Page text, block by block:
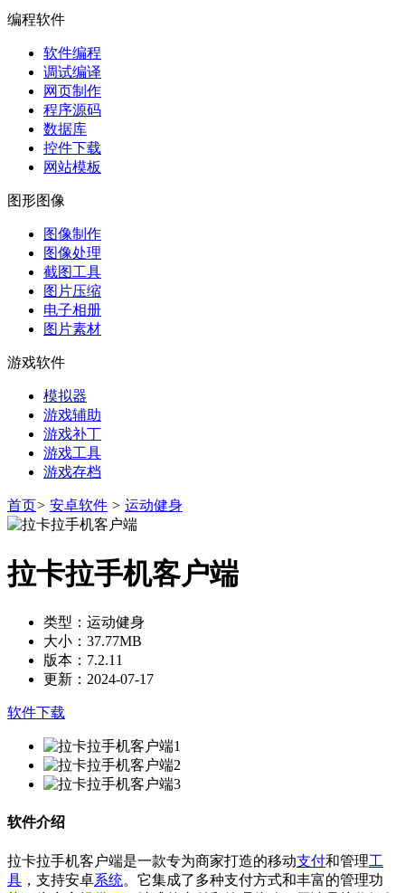
编程软件
软件编程
调试编译
网页制作
程序源码
数据库
控件下载
网站模板
图形图像
图像制作
图像处理
截图工具
图片压缩
电子相册
图片素材
游戏软件
模拟器
游戏辅助
游戏补丁
游戏工具
游戏存档
首页> 安卓软件 > 运动健身
拉卡拉手机客户端
类型：运动健身
大小：37.77MB
版本：7.2.11
更新：2024-07-17
软件下载
软件介绍
拉卡拉手机客户端是一款专为商家打造的移动支付和管理工
具 ，支持安卓系统。它集成了多种支付方式和丰富的管理功